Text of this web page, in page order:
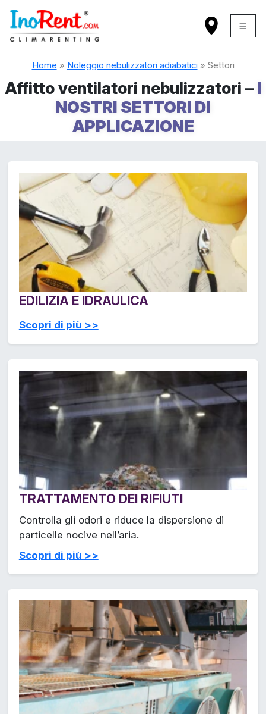
Home » Noleggio nebulizzatori adiabatici » Settori
Affitto ventilatori nebulizzatori – I
NOSTRI SETTORI DI
APPLICAZIONE
EDILIZIA E IDRAULICA
Scopri di più >>
TRATTAMENTO DEI RIFIUTI
Controlla gli odori e riduce la dispersione di
particelle nocive nell’aria.
Scopri di più >>